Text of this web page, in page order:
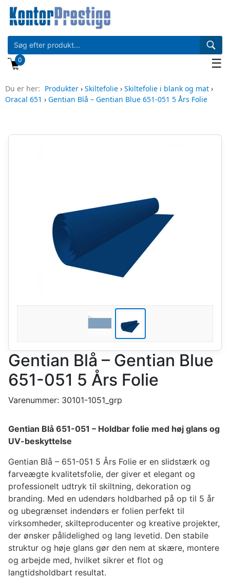
0 ☰
Du er her: Produkter › Skiltefolie › Skiltefolie i blank og mat ›
Oracal 651 › Gentian Blå – Gentian Blue 651-051 5 Års Folie
Gentian Blå – Gentian Blue
651-051 5 Års Folie
Varenummer: 30101-1051_grp
Gentian Blå 651-051 – Holdbar folie med høj glans og
UV-beskyttelse
Gentian Blå – 651-051 5 Års Folie er en slidstærk og
farveægte kvalitetsfolie, der giver et elegant og
professionelt udtryk til skiltning, dekoration og
branding. Med en udendørs holdbarhed på op til 5 år
og ubegrænset indendørs er folien perfekt til
virksomheder, skilteproducenter og kreative projekter,
der ønsker pålidelighed og lang levetid. Den stabile
struktur og høje glans gør den nem at skære, montere
og arbejde med, hvilket sikrer et flot og
langtidsholdbart resultat.